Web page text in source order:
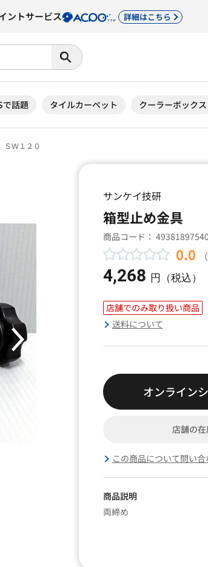
ントサービス 詳細はこちら
で話題 タイルカーペット クーラーボックス
２０
サンケイ技研
箱型止め
商品コード：
0.0
4,268 円（税込）
店舗でのみ取り扱い商品
送料について
オンライン
店舗の
この商品について問い合
商品説明
両締め